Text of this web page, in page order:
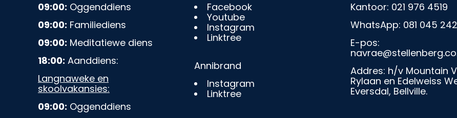
09:00: Oggenddiens
09:00: Familiediens
09:00: Meditatiewe diens
18:00: Aanddiens:
Langnaweke en
skoolvakansies:
09:00: Oggenddiens
Facebook
Youtube
Instagram
Linktree
Annibrand
Instagram
Linktree
Kantoor: 021 976 4519
WhatsApp: 081 045
E-pos:
Addres: h/v Mountain
Rylaan en Edelweiss
Eversdal, Bellville.